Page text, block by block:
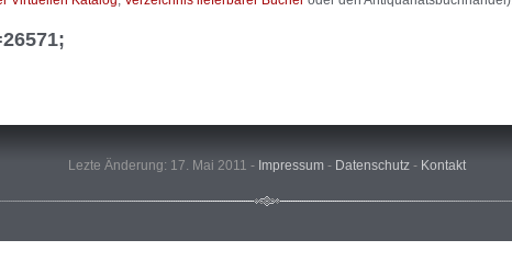
Lezte Änderung: 17. Mai 2011 - Impressum - Datenschutz - Kontakt